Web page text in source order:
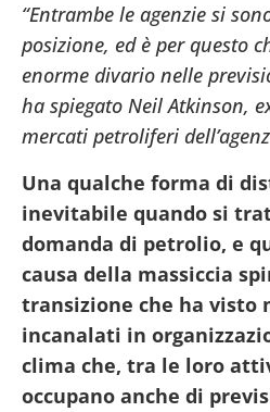
“Entrambe le agenzie si
posizione, ed è per questo
enorme divario nelle
ha spiegato Neil Atkinson,
mercati petroliferi
Una qualche forma di
inevitabile quando si
domanda di petrolio, e
causa della massiccia
transizione che ha visto
incanalati in
clima che, tra le loro
occupano anche di